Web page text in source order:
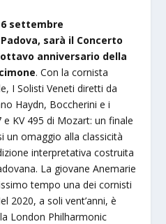
settembre
sarà il Concerto
anniversario della
. Con la cornista
I Solisti Veneti diretti da
Haydn, Boccherini e i
KV 495 di Mozart: un finale
un omaggio alla classicità
interpretativa costruita
La giovane Anemarie
tempo una dei cornisti
2020, a soli vent’anni, è
London Philharmonic